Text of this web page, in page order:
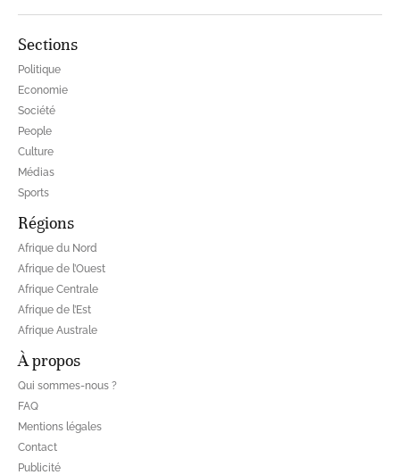
Sections
Politique
Economie
Société
People
Culture
Médias
Sports
Régions
Afrique du Nord
Afrique de l’Ouest
Afrique Centrale
Afrique de l’Est
Afrique Australe
À propos
Qui sommes-nous ?
FAQ
Mentions légales
Contact
Publicité